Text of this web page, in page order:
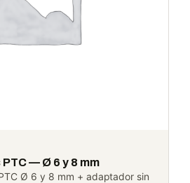
— Ø 6 y 8 mm
Ø 6 y 8 mm + adaptador sin